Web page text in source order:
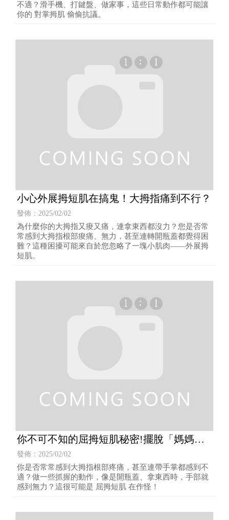
不適？滑手機、打鍵盤、做家事，這些日常動作都可能讓
你的 對掌拇肌 偷偷抗議。
小心外展拇短肌在搞鬼！大拇指痛到不行？
發佈：2025/02/02
為什麼你的大拇指又痠又痛，連拿東西都沒力？您是否常
常感到大拇指根部痠痛、無力，甚至連轉開瓶蓋都覺得困
難？這種困擾可能來自於您忽略了一塊小肌肉——外展拇
短肌。
你不可不知的屈拇短肌秘密!擺脫「媽媽
手」
發佈：2025/02/02
你是否常常感到大拇指根部疼痛，甚至連帶手掌都感到不
適？做一些抓握的動作，像是開瓶蓋、拿東西時，手部就
感到無力？這很可能是 屈拇短肌 在作怪！